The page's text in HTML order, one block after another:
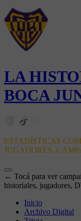
LA
BOCA
ESTADÍSTICAS
JUGADORES,
← Tocá para ver
historiales, jugadores,
Inicio
Archivo Digital